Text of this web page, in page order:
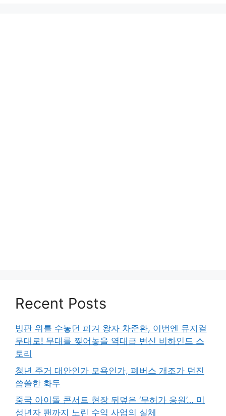
Recent Posts
빙판 위를 수놓던 피겨 왕자 차준환, 이번엔 뮤지컬
무대로! 무대를 찢어놓을 역대급 변신 비하인드 스
토리
청년 주거 대안인가 모욕인가, 폐버스 개조가 던진
씁쓸한 화두
중국 아이돌 콘서트 현장 뒤덮은 ‘무허가 응원’… 미
성년자 팬까지 노린 수익 사업의 실체